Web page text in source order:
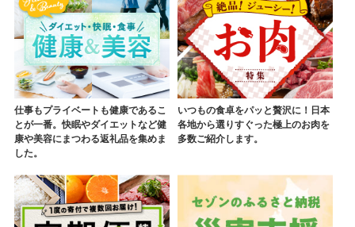
仕事もプライベートも健康であるこ
とが一番。快眠やダイエットなど健
康や美容にまつわる返礼品を集めま
した。
いつもの食卓をパッと贅沢に！日本
各地から選りすぐった極上のお肉を
多数ご紹介します。